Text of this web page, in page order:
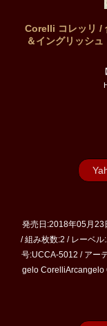
Corelli コレッリ /
＆イングリッシ
発売日:2018年05月23
/ 組み枚数:2 / レーベ
号:UCCA-5012 / アー
gelo CorelliArcangelo